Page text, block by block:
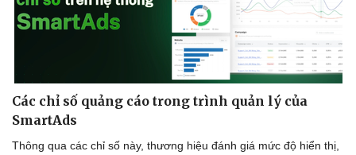
Các chỉ số quảng cáo trong trình quản lý của
SmartAds
Thông qua các chỉ số này, thương hiệu đánh giá mức độ hiển thị,